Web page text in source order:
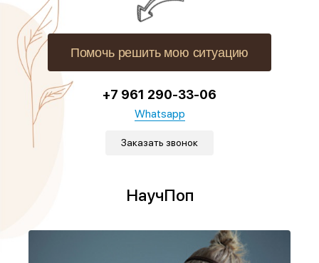
Помочь решить мою ситуацию
+7 961 290-33-06
Whatsapp
Заказать звонок
НаучПоп